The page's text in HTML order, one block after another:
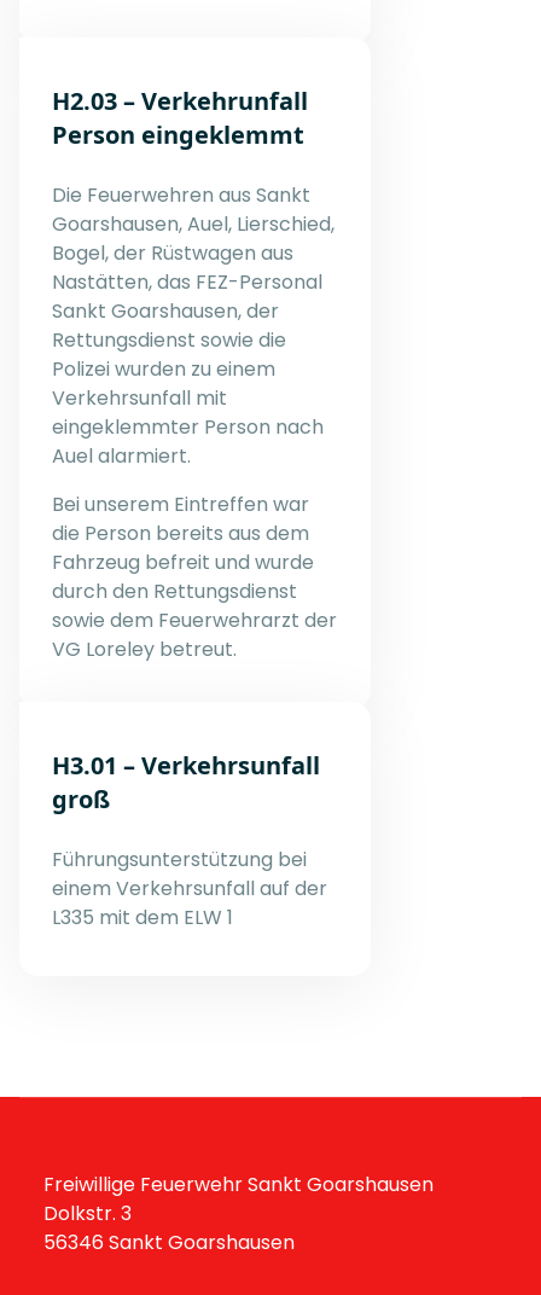
H2.03 – Verkehrunfall
Person eingeklemmt
Die Feuerwehren aus Sankt
Goarshausen, Auel, Lierschied,
Bogel, der Rüstwagen aus
Nastätten, das FEZ-Personal
Sankt Goarshausen, der
Rettungsdienst sowie die
Polizei wurden zu einem
Verkehrsunfall mit
eingeklemmter Person nach
Auel alarmiert.
Bei unserem Eintreffen war
die Person bereits aus dem
Fahrzeug befreit und wurde
durch den Rettungsdienst
sowie dem Feuerwehrarzt der
VG Loreley betreut.
H3.01 – Verkehrsunfall
groß
Führungsunterstützung bei
einem Verkehrsunfall auf der
L335 mit dem ELW 1
Freiwillige Feuerwehr Sankt Goarshausen
Dolkstr. 3
56346 Sankt Goarshausen